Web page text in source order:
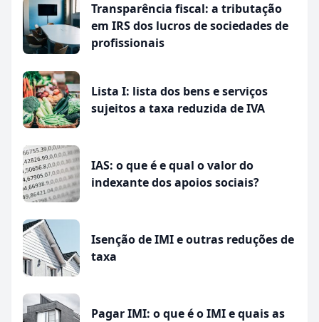
Transparência fiscal: a tributação
em IRS dos lucros de sociedades de
profissionais
Lista I: lista dos bens e serviços
sujeitos a taxa reduzida de IVA
IAS: o que é e qual o valor do
indexante dos apoios sociais?
Isenção de IMI e outras reduções de
taxa
Pagar IMI: o que é o IMI e quais as